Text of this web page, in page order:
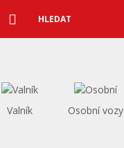
vyhledávání
Vyhledat
Valník Osobní vozy